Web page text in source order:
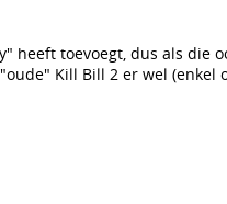
heeft toevoegt, dus als die
Kill Bill 2 er wel (enkel